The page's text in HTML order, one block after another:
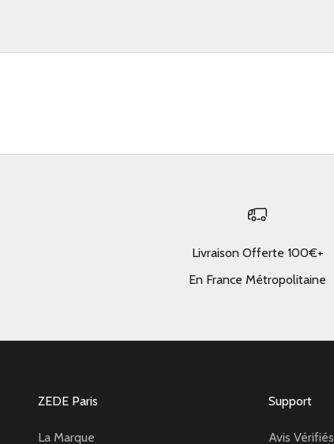
Livraison Offerte 100€+
En France Métropolitaine
ZEDE Paris
La Marque
Support
Avis Vérifiés